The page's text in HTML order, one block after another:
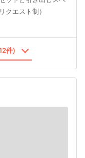
クエスト制）
件)